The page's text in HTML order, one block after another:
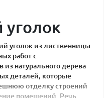
работ с
натурального дерева
деталей, которые
отделку строений
помещений. Речь